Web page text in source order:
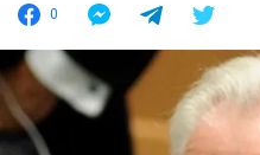
0